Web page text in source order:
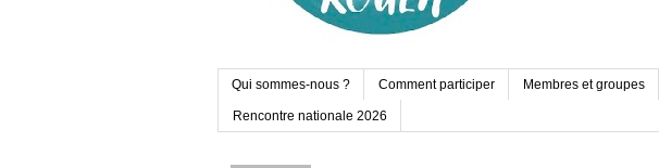
Qui sommes-nous ? Comment participer Membres et groupes
Rencontre nationale 2026